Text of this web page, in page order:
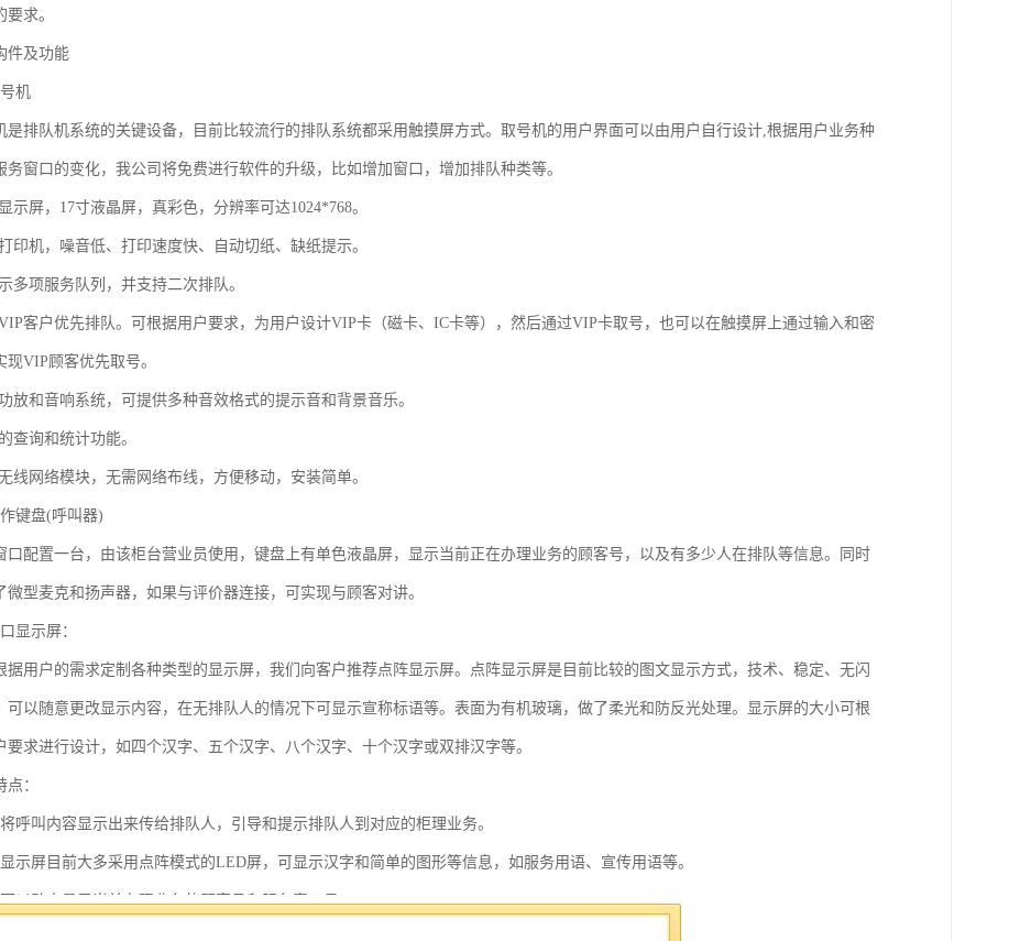
要求。
件及功能
机
是排队机系统的关键设备，目前比较流行的排队系统都采用触摸屏方式。取号机的用户界面可以由用户自行设计,根据用户业务种
务窗口的变化，我公司将免费进行软件的升级，比如增加窗口，增加排队种类等。
示屏，17寸液晶屏，真彩色，分辨率可达1024*768。
印机，噪音低、打印速度快、自动切纸、缺纸提示。
多项服务队列，并支持二次排队。
客户优先排队。可根据用户要求，为用户设计VIP卡（磁卡、IC卡等），然后通过VIP卡取号，也可以在触摸屏上通过输入和密
现VIP顾客优先取号。
放和音响系统，可提供多种音效格式的提示音和背景音乐。
查询和统计功能。
线网络模块，无需网络布线，方便移动，安装简单。
键盘(呼叫器)
口配置一台，由该柜台营业员使用，键盘上有单色液晶屏，显示当前正在办理业务的顾客号，以及有多少人在排队等信息。同时
微型麦克和扬声器，如果与评价器连接，可实现与顾客对讲。
显示屏：
据用户的需求定制各种类型的显示屏，我们向客户推荐点阵显示屏。点阵显示屏是目前比较的图文显示方式，技术、稳定、无闪
可以随意更改显示内容，在无排队人的情况下可显示宣称标语等。表面为有机玻璃，做了柔光和防反光处理。显示屏的大小可根
要求进行设计，如四个汉字、五个汉字、八个汉字、十个汉字或双排汉字等。
：
将呼叫内容显示出来传给排队人，引导和提示排队人到对应的柜理业务。
显示屏目前大多采用点阵模式的LED屏，可显示汉字和简单的图形等信息，如服务用语、宣传用语等。
以动态显示当前办理业务的顾客号和服务窗口号。